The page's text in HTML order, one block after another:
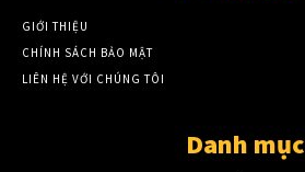
GIỚI THIỆU
CHÍNH SÁCH BẢO MẬT
LIÊN HỆ VỚI CHÚNG TÔI
Danh mục